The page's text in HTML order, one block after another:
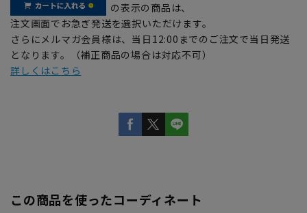
の表示の商品は、
注文画面でお急ぎ発送を選択いただけます。
さらにメルマガ会員様は、当日12:00までのご注文で当日発送
となります。（補正商品の場合は対応不可）
詳しくはこちら
この商品を使ったコーディネート